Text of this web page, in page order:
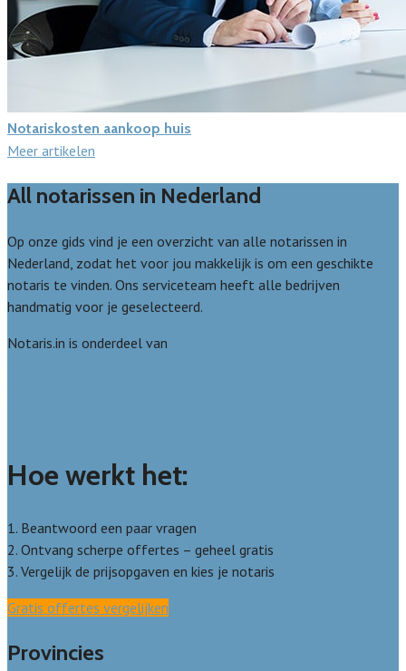
Notariskosten aankoop huis
Meer artikelen
All notarissen in Nederland
Op onze gids vind je een overzicht van alle notarissen in
Nederland, zodat het voor jou makkelijk is om een geschikte
notaris te vinden. Ons serviceteam heeft alle bedrijven
handmatig voor je geselecteerd.
Notaris.in is onderdeel van
Hoe werkt het:
1. Beantwoord een paar vragen
2. Ontvang scherpe offertes – geheel gratis
3. Vergelijk de prijsopgaven en kies je notaris
Gratis offertes vergelijken
Provincies